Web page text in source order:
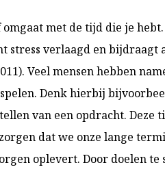
met de tijd die je
stress verlaagd en
Veel mensen hebben
Denk hierbij
van een opdracht.
dat we onze lange
oplevert. Door doelen